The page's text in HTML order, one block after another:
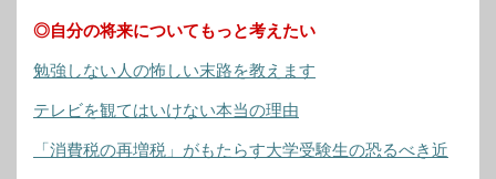
◎自分の将来についてもっと考えたい
勉強しない人の怖しい末路を教えます
テレビを観てはいけない本当の理由
「消費税の再増税」がもたらす大学受験生の恐るべき近